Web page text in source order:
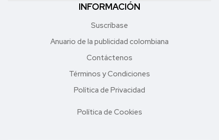
INFORMACIÓN
Suscríbase
Anuario de la publicidad colombiana
Contáctenos
Términos y Condiciones
Política de Privacidad
Política de Cookies